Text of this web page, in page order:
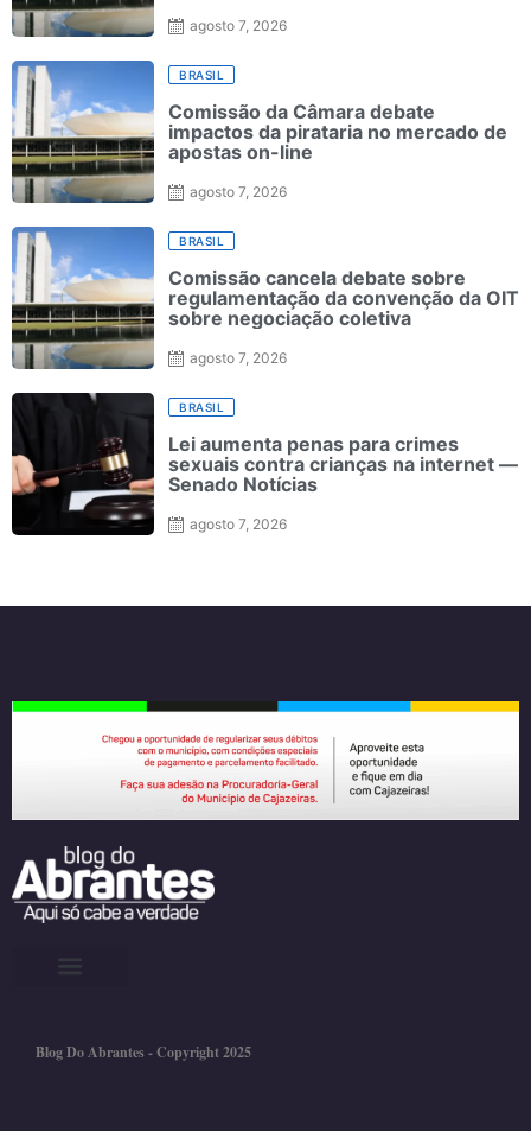
agosto 7, 2026
BRASIL
Comissão da Câmara debate
impactos da pirataria no mercado de
apostas on-line
agosto 7, 2026
BRASIL
Comissão cancela debate sobre
regulamentação da convenção da OIT
sobre negociação coletiva
agosto 7, 2026
BRASIL
Lei aumenta penas para crimes
sexuais contra crianças na internet —
Senado Notícias
agosto 7, 2026
Blog Do Abrantes - Copyright 2025